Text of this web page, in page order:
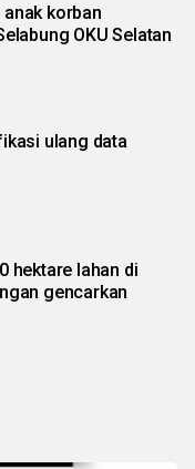
anak korban
OKU Selatan
ulang data
hektare lahan di
gencarkan